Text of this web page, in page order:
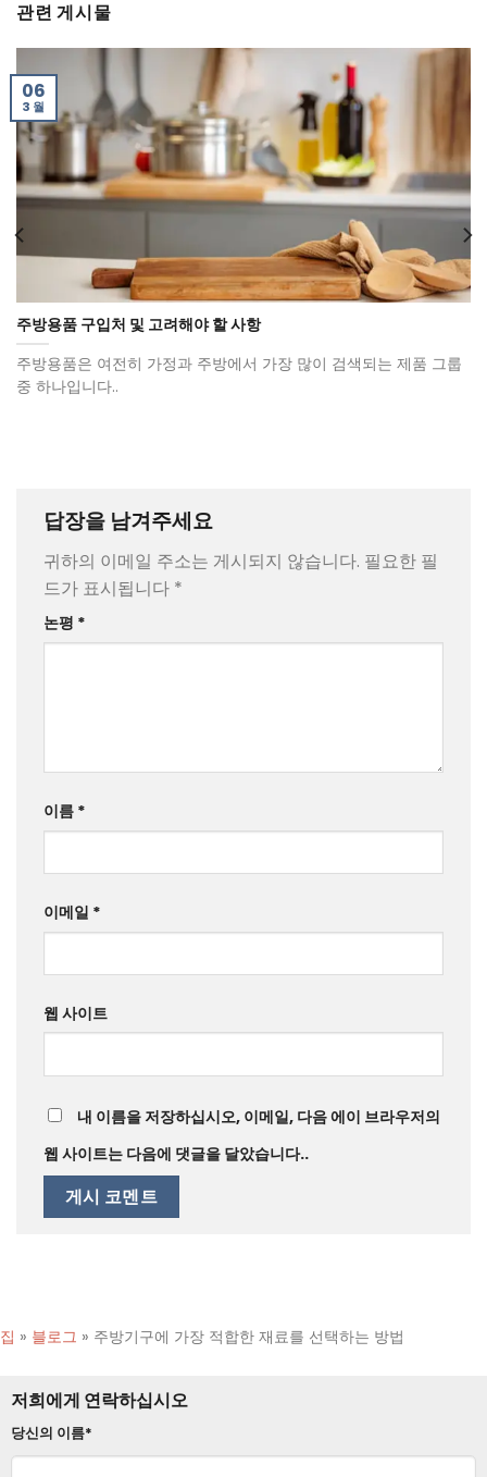
관련 게시물
주방용품 구입처 및 고려해야 할 사항
주방용품은 여전히 ​​가정과 주방에서 가장 많이 검색되는 제품 그룹
중 하나입니다..
06
3 월
답장을 남겨주세요
귀하의 이메일 주소는 게시되지 않습니다. 필요한 필
드가 표시됩니다 *
논평 *
이름 *
이메일 *
웹 사이트
내 이름을 저장하십시오, 이메일, 다음 에이 브라우저의
웹 사이트는 다음에 댓글을 달았습니다..
집 » 블로그 » 주방기구에 가장 적합한 재료를 선택하는 방법
저희에게 연락하십시오
당신의 이름*